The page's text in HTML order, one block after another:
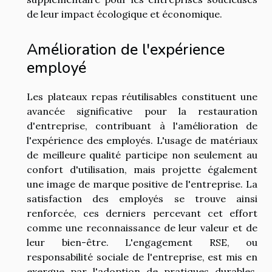
de leur impact écologique et économique.
Amélioration de l'expérience
employé
Les plateaux repas réutilisables constituent une
avancée significative pour la restauration
d'entreprise, contribuant à l'amélioration de
l'expérience des employés. L'usage de matériaux
de meilleure qualité participe non seulement au
confort d'utilisation, mais projette également
une image de marque positive de l'entreprise. La
satisfaction des employés se trouve ainsi
renforcée, ces derniers percevant cet effort
comme une reconnaissance de leur valeur et de
leur bien-être. L'engagement RSE, ou
responsabilité sociale de l'entreprise, est mis en